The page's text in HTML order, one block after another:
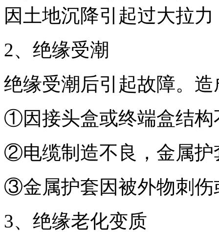
因土地沉降引起过大拉
2、绝缘受潮
绝缘受潮后引起故障。
①因接头盒或终端盒结构
②电缆制造不良，金属护
③金属护套因被外物刺伤
3、绝缘老化变质